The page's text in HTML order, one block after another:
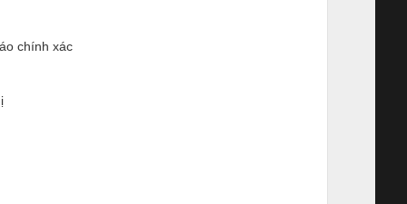
chính xác